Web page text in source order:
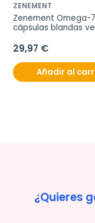
ZENEMENT
Zenement Omega-
cápsulas blandas
29,97 €
Añadir al
¿Quieres